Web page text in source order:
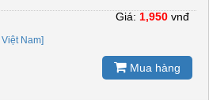
Việt Nam]
Giá: 1,950 vnđ
Mua hàng